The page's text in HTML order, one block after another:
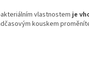
vlastnostemje
kouskem